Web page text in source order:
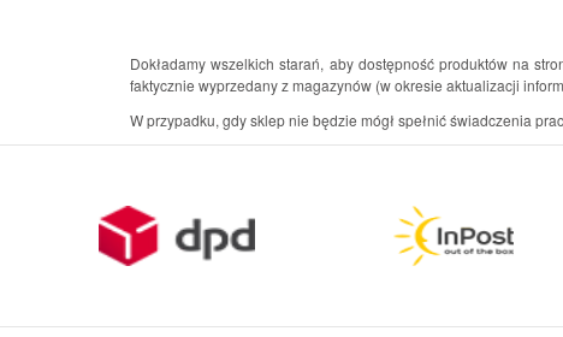
Dokładamy wszelkich starań, aby dostępność produktów na
faktycznie wyprzedany z magazynów (w okresie aktualizacji
W przypadku, gdy sklep nie będzie mógł spełnić świadczenia